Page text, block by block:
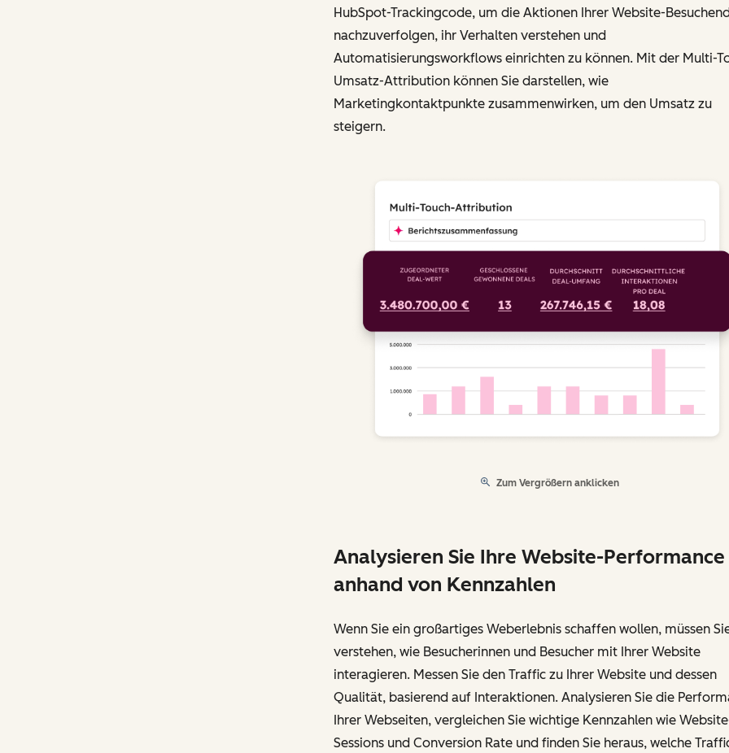
HubSpot-Trackingcode, um die Aktionen Ihrer Website-
nachzuverfolgen, ihr Verhalten verstehen und
Automatisierungsworkflows einrichten zu können. Mit der Multi-
Umsatz-Attribution können Sie darstellen, wie
Marketingkontaktpunkte zusammenwirken, um den Umsatz zu
steigern.
Zum Vergrößern anklicken
Analysieren Sie Ihre Website-Performance
anhand von Kennzahlen
Wenn Sie ein großartiges Weberlebnis schaffen wollen, müssen
verstehen, wie Besucherinnen und Besucher mit Ihrer Website
interagieren. Messen Sie den Traffic zu Ihrer Website und dessen
Qualität, basierend auf Interaktionen. Analysieren Sie die
Ihrer Webseiten, vergleichen Sie wichtige Kennzahlen wie
Sessions und Conversion Rate und finden Sie heraus, welche